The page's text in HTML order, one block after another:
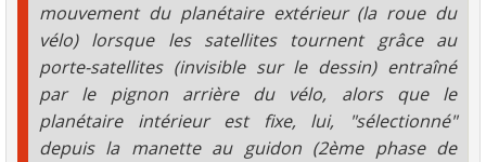
mouvement du planétaire extérieur (la roue du
vélo) lorsque les satellites tournent grâce au
porte-satellites (invisible sur le dessin) entraîné
par le pignon arrière du vélo, alors que le
planétaire intérieur est fixe, lui, "sélectionné"
depuis la manette au guidon (2ème phase de